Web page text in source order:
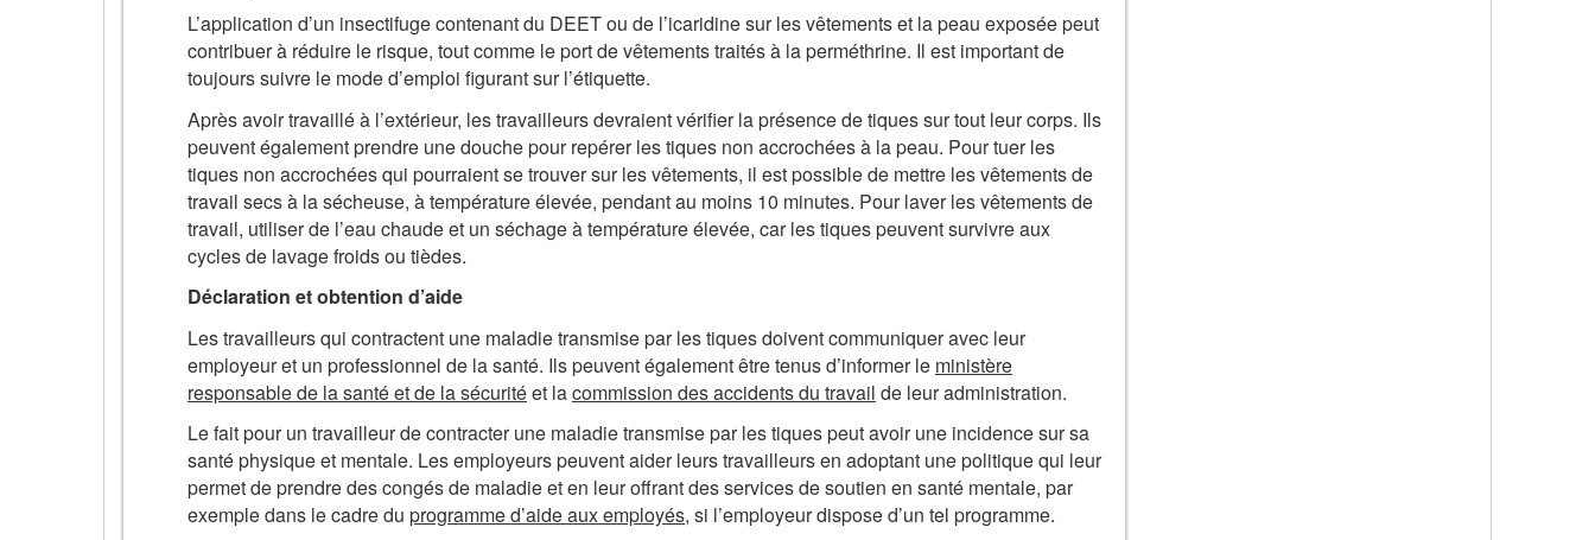
L’application d’un insectifuge contenant du DEET ou de l’icaridine sur les vêtements et la peau exposée peut
contribuer à réduire le risque, tout comme le port de vêtements traités à la perméthrine. Il est important de
toujours suivre le mode d’emploi figurant sur l’étiquette.
Après avoir travaillé à l’extérieur, les travailleurs devraient vérifier la présence de tiques sur tout leur corps. Ils
peuvent également prendre une douche pour repérer les tiques non accrochées à la peau. Pour tuer les
tiques non accrochées qui pourraient se trouver sur les vêtements, il est possible de mettre les vêtements de
travail secs à la sécheuse, à température élevée, pendant au moins 10 minutes. Pour laver les vêtements de
travail, utiliser de l’eau chaude et un séchage à température élevée, car les tiques peuvent survivre aux
cycles de lavage froids ou tièdes.
Déclaration et obtention d’aide
Les travailleurs qui contractent une maladie transmise par les tiques doivent communiquer avec leur
employeur et un professionnel de la santé. Ils peuvent également être tenus d’informer le ministère
responsable de la santé et de la sécuritéet lacommission des accidents du travail de leur administration.
Le fait pour un travailleur de contracter une maladie transmise par les tiques peut avoir une incidence sur sa
santé physique et mentale. Les employeurs peuvent aider leurs travailleurs en adoptant une politique qui leur
permet de prendre des congés de maladie et en leur offrant des services de soutien en santé mentale, par
exemple dans le cadre du programme d’aide aux employés, si l’employeur dispose d’un tel programme.